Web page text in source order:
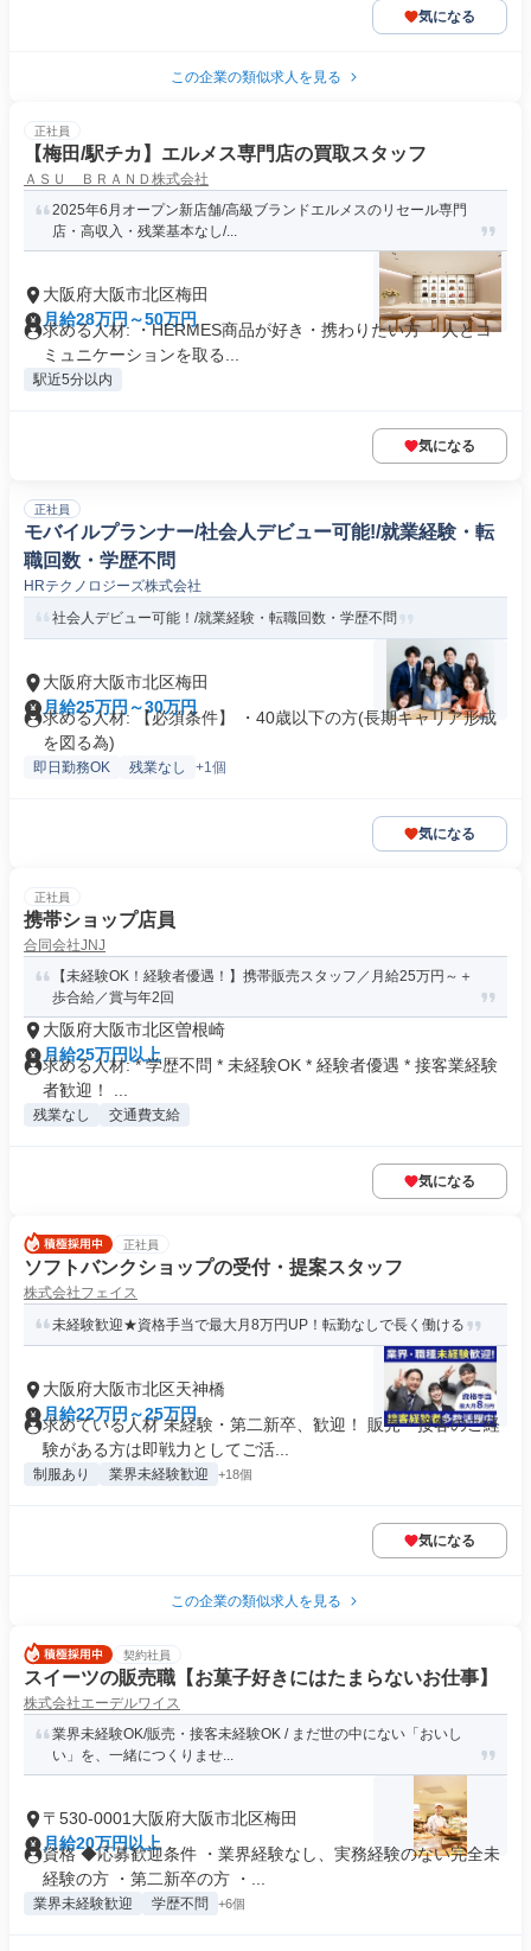
気になる
この企業の類似求人を見る
正社員
【梅田/駅チカ】エルメス専門店の買取スタッフ
ＡＳＵ ＢＲＡＮＤ株式会社
2025年6月オープン新店舗/高級ブランドエルメスのリセール専門
店・高収入・残業基本なし/...
大阪府大阪市北区梅田
月給28万円～50万円
求める人材: ・HERMES商品が好き・携わりたい方 ・人とコ
ミュニケーションを取る...
駅近5分以内
気になる
正社員
モバイルプランナー/社会人デビュー可能!/就業経験・転
職回数・学歴不問
HRテクノロジーズ株式会社
社会人デビュー可能！/就業経験・転職回数・学歴不問
大阪府大阪市北区梅田
月給25万円～30万円
求める人材: 【必須条件】 ・40歳以下の方(長期キャリア形成
を図る為)
即日勤務OK 残業なし +1個
気になる
正社員
携帯ショップ店員
合同会社JNJ
【未経験OK！経験者優遇！】携帯販売スタッフ／月給25万円～＋
歩合給／賞与年2回
大阪府大阪市北区曽根崎
月給25万円以上
求める人材: * 学歴不問 * 未経験OK * 経験者優遇 * 接客業経験
者歓迎！ ...
残業なし 交通費支給
気になる
正社員
ソフトバンクショップの受付・提案スタッフ
株式会社フェイス
未経験歓迎★資格手当で最大月8万円UP！転勤なしで長く働ける
大阪府大阪市北区天神橋
月給22万円～25万円
求めている人材 未経験・第二新卒、歓迎！ 販売・接客のご経
験がある方は即戦力としてご活...
制服あり 業界未経験歓迎 +18個
気になる
この企業の類似求人を見る
契約社員
スイーツの販売職【お菓子好きにはたまらないお仕事】
株式会社エーデルワイス
業界未経験OK/販売・接客未経験OK / まだ世の中にない「おいし
い」を、一緒につくりませ...
〒530-0001大阪府大阪市北区梅田
月給20万円以上
資格 ◆応募歓迎条件 ・業界経験なし、実務経験のない完全未
経験の方 ・第二新卒の方 ・...
業界未経験歓迎 学歴不問 +6個